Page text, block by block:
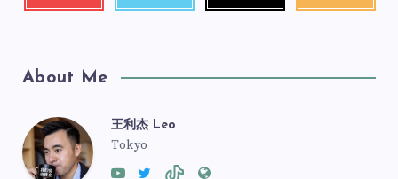
About Me
王利杰 Leo
Tokyo